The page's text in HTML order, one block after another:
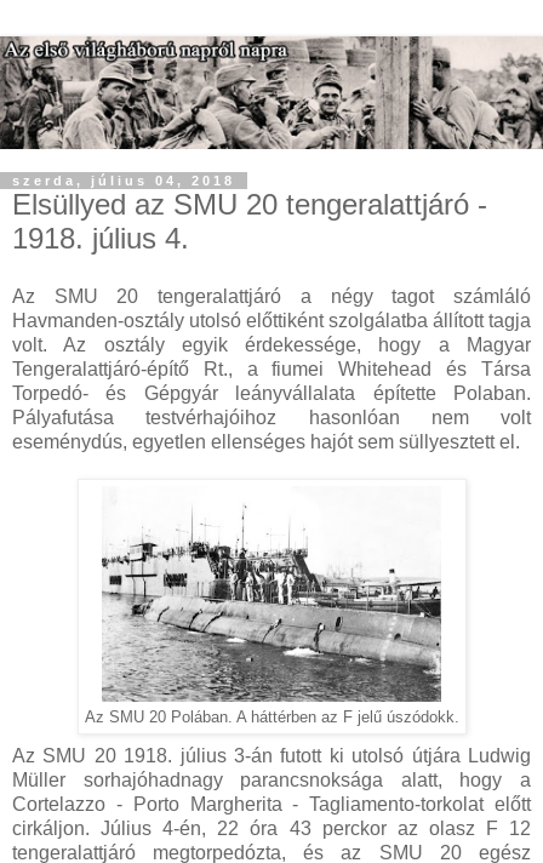
szerda, július 04, 2018
Elsüllyed az SMU 20 tengeralattjáró -
1918. július 4.
Az SMU 20 tengeralattjáró a négy tagot számláló
Havmanden-osztály utolsó előttiként szolgálatba állított tagja
volt. Az osztály egyik érdekessége, hogy a Magyar
Tengeralattjáró-építő Rt., a fiumei Whitehead és Társa
Torpedó- és Gépgyár leányvállalata építette Polaban.
Pályafutása testvérhajóihoz hasonlóan nem volt
eseménydús, egyetlen ellenséges hajót sem süllyesztett el.
Az SMU 20 Polában. A háttérben az F jelű úszódokk.
Az SMU 20 1918. július 3-án futott ki utolsó útjára Ludwig
Müller sorhajóhadnagy parancsnoksága alatt, hogy a
Cortelazzo - Porto Margherita - Tagliamento-torkolat előtt
cirkáljon. Július 4-én, 22 óra 43 perckor az olasz F 12
tengeralattjáró megtorpedózta, és az SMU 20 egész